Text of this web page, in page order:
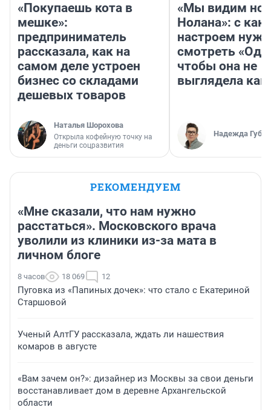
«Покупаешь кота в
мешке»:
предприниматель
рассказала, как на
самом деле устроен
бизнес со складами
дешевых товаров
Наталья Шорохова
Открыла кофейную точку на
деньги соцразвития
«Мы видим
Нолана»: с
настроем
смотреть
чтобы она не
выглядела как
Надежда
РЕКОМЕНДУЕМ
«Мне сказали, что нам нужно
расстаться». Московского врача
уволили из клиники из-за мата в
личном блоге
8 часов 18 069 12
Пуговка из «Папиных дочек»: что стало с Екатериной
Старшовой
Ученый АлтГУ рассказала, ждать ли нашествия
комаров в августе
«Вам зачем он?»: дизайнер из Москвы за свои деньги
восстанавливает дом в деревне Архангельской
области